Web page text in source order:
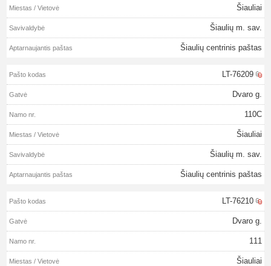
Šiauliai
Šiaulių m. sav.
Šiaulių centrinis paštas
LT-76209
Dvaro g.
110C
Šiauliai
Šiaulių m. sav.
Šiaulių centrinis paštas
LT-76210
Dvaro g.
111
Šiauliai